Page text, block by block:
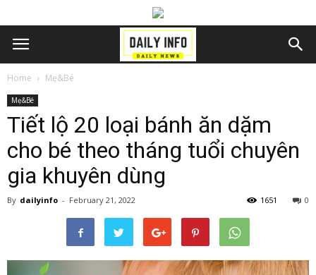
Home Mẹ&Bé
Mẹ&Bé
Tiết lộ 20 loại bánh ăn dặm
cho bé theo tháng tuổi chuyên
gia khuyên dùng
By dailyinfo - February 21, 2022 0
1651